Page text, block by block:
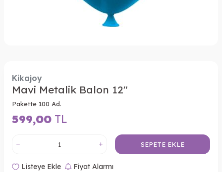
Kikajoy
Mavi Metalik Balon 12"
Pakette 100 Ad.
599,00 TL
SEPETE EKLE
Listeye Ekle Fiyat Alarmı